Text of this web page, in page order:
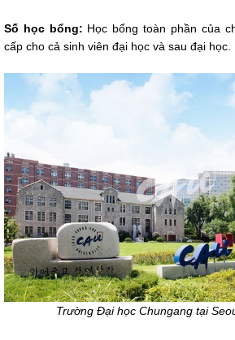
Số học bổng: Học bổng toàn phần của
cấp cho cả sinh viên đại học và sau đại học.
Trường Đại học Chungang tại